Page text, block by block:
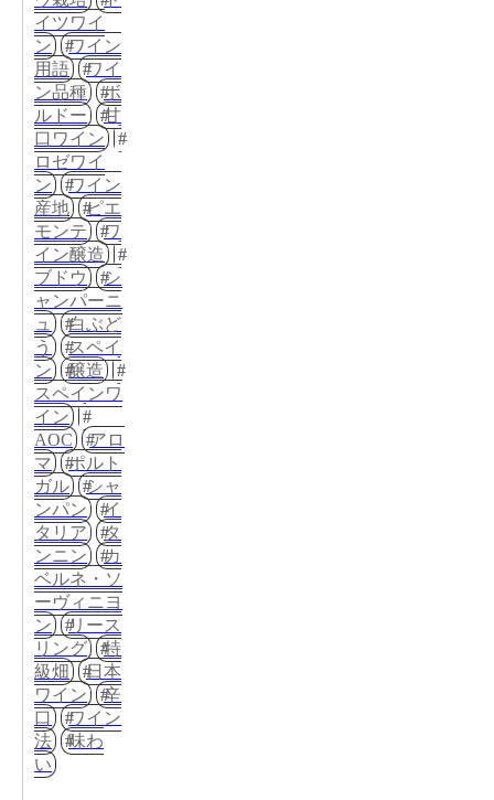
イツワイ
ン
ワイン
用語
ワイ
ン品種
ボ
ルドー
甘
口ワイン
ロゼワイ
ン
ワイン
産地
ピエ
モンテ
ワ
イン醸造
ブドウ
シ
ャンパーニ
ュ
白ぶど
う
スペイ
ン
醸造
スペインワ
イン
AOC
アロ
マ
ポルト
ガル
シャ
ンパン
イ
タリア
タ
ンニン
カ
ベルネ・ソ
ーヴィニヨ
ン
リース
リング
特
級畑
日本
ワイン
辛
口
ワイン
法
味わ
い